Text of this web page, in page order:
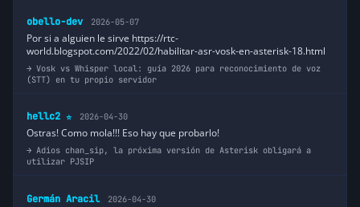
obello-dev 2026-05-07
Por si a alguien le sirve https://rtc-
world.blogspot.com/2022/02/habilitar-asr-vosk-en-asterisk-18.html
Vosk vs Whisper local: guía 2026 para reconocimiento de voz
(STT) en tu propio servidor
hellc2 ⭐ 2026-04-30
Ostras! Como mola!!! Eso hay que probarlo!
Adios chan_sip, la próxima versión de Asterisk obligará a
utilizar PJSIP
Germán Aracil 2026-04-30